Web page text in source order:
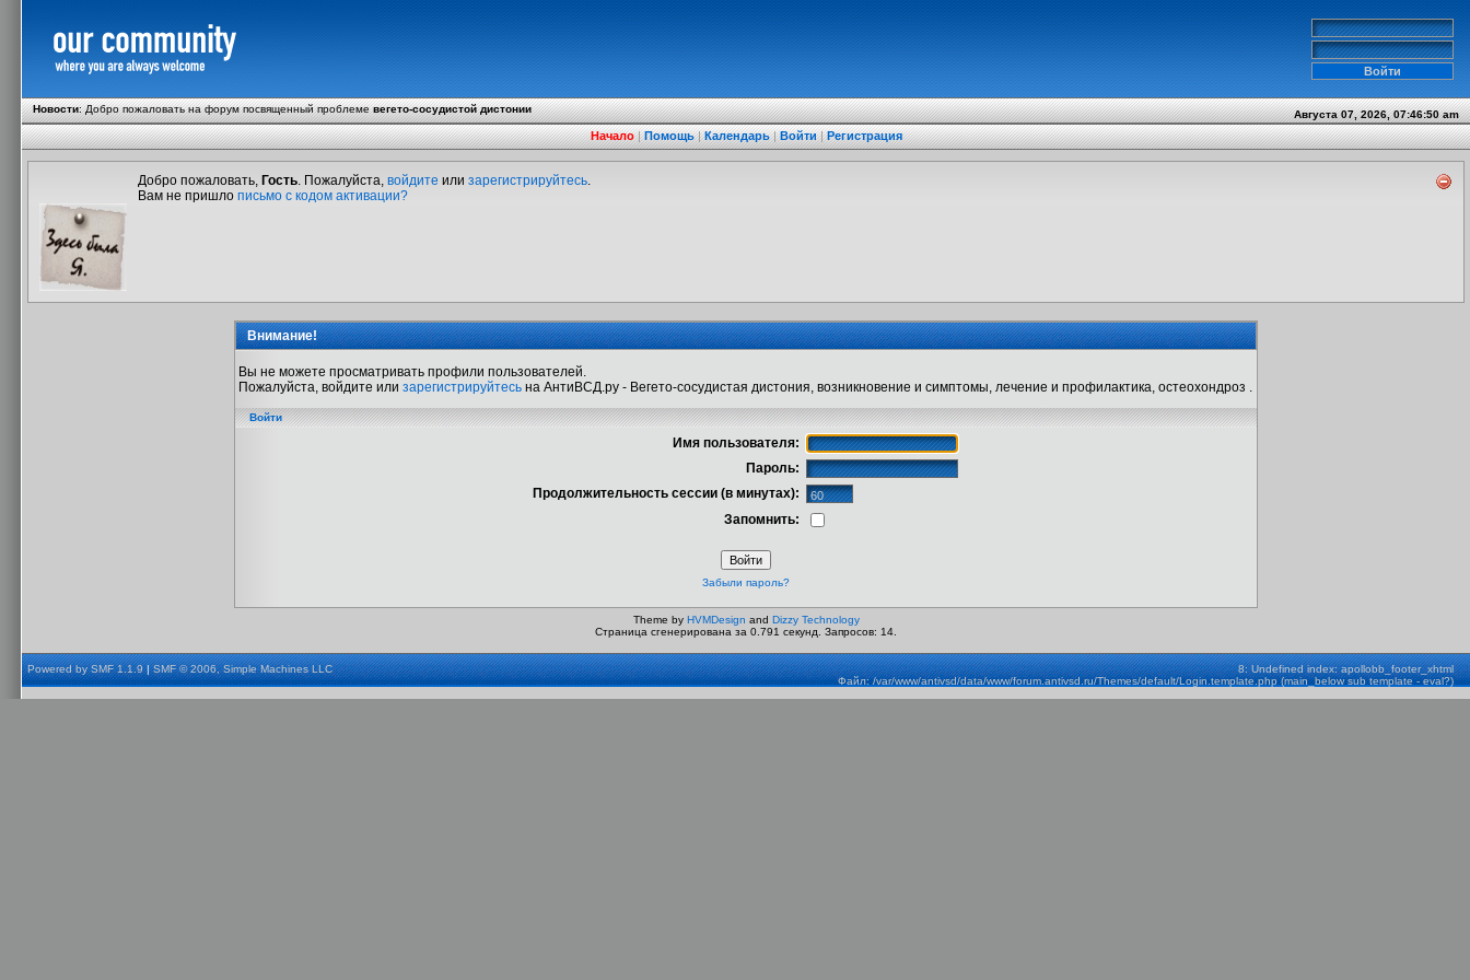
Новости:Добро пожаловать на форум посвященный проблемевегето-сосудистой дистонии Августа 07, 2026, 07:46:50 am
Начало|Помощь|Календарь|Войти|Регистрация
Добро пожаловать, Гость. Пожалуйста, войдите или зарегистрируйтесь.
Вам не пришло письмо с кодом активации?
Внимание!
Вы не можете просматривать профили пользователей.
Пожалуйста, войдите или зарегистрируйтесь на АнтиВСД.ру - Вегето-сосудистая дистония, возникновение и симптомы, лечение и профилактика, остеохондроз .
Войти
Имя пользователя:
Пароль:
Продолжительность сессии (в минутах):
Запомнить:
Забыли пароль?
Theme by HVMDesign and Dizzy Technology
Страница сгенерирована за 0.791 секунд. Запросов: 14.
Powered by SMF 1.1.9|SMF © 2006, Simple Machines LLC
8: Undefined index: apollobb_footer_xhtml
Файл: /var/www/antivsd/data/www/forum.antivsd.ru/Themes/default/Login.template.php (main_below sub template - eval?)